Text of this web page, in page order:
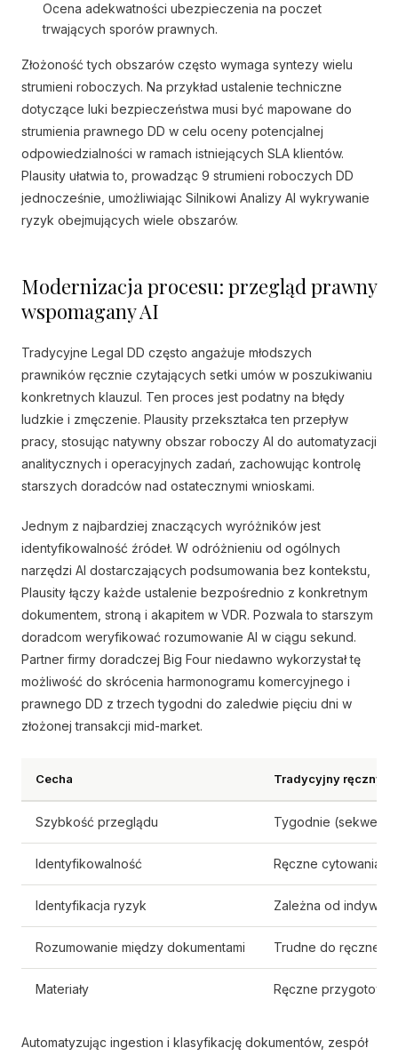
Ocena adekwatności ubezpieczenia na poczet
trwających sporów prawnych.
Złożoność tych obszarów często wymaga syntezy wielu
strumieni roboczych. Na przykład ustalenie techniczne
dotyczące luki bezpieczeństwa musi być mapowane do
strumienia prawnego DD w celu oceny potencjalnej
odpowiedzialności w ramach istniejących SLA klientów.
Plausity ułatwia to, prowadząc 9 strumieni roboczych DD
jednocześnie, umożliwiając Silnikowi Analizy AI wykrywanie
ryzyk obejmujących wiele obszarów.
Modernizacja procesu: przegląd prawny
wspomagany AI
Tradycyjne Legal DD często angażuje młodszych
prawników ręcznie czytających setki umów w poszukiwaniu
konkretnych klauzul. Ten proces jest podatny na błędy
ludzkie i zmęczenie. Plausity przekształca ten przepływ
pracy, stosując natywny obszar roboczy AI do automatyzacji
analitycznych i operacyjnych zadań, zachowując kontrolę
starszych doradców nad ostatecznymi wnioskami.
Jednym z najbardziej znaczących wyróżników jest
identyfikowalność źródeł. W odróżnieniu od ogólnych
narzędzi AI dostarczających podsumowania bez kontekstu,
Plausity łączy każde ustalenie bezpośrednio z konkretnym
dokumentem, stroną i akapitem w VDR. Pozwala to starszym
doradcom weryfikować rozumowanie AI w ciągu sekund.
Partner firmy doradczej Big Four niedawno wykorzystał tę
możliwość do skrócenia harmonogramu komercyjnego i
prawnego DD z trzech tygodni do zaledwie pięciu dni w
złożonej transakcji mid-market.
Cecha Tradycyjny ręczny
Szybkość przeglądu Tygodnie
Identyfikowalność Ręczne cytowania,
Identyfikacja ryzyk Zależna od
Rozumowanie między dokumentami Trudne do ręcznej
Materiały Ręczne
Automatyzując ingestion i klasyfikację dokumentów, zespół